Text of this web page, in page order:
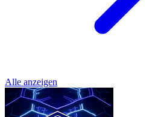
Alle anzeigen